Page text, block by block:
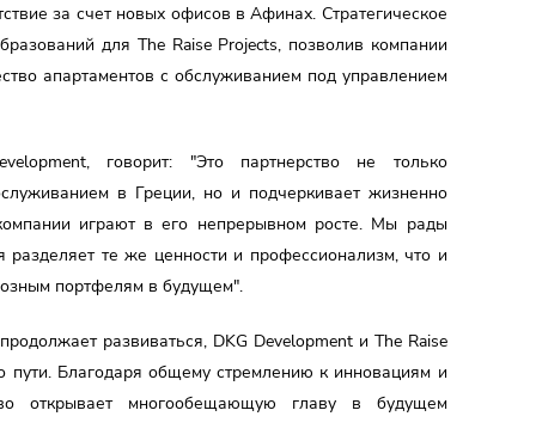
за счет новых офисов в Афинах. Стратегическое
для The Raise Projects, позволив компании
апартаментов с обслуживанием под управлением
говорит: "Это партнерство не только
в Греции, но и подчеркивает жизненно
играют в его непрерывном росте. Мы рады
те же ценности и профессионализм, что и
портфелям в будущем".
развиваться, DKG Development и The Raise
Благодаря общему стремлению к инновациям и
открывает многообещающую главу в будущем